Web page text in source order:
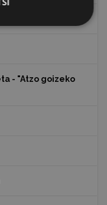
- "Atzo goizeko